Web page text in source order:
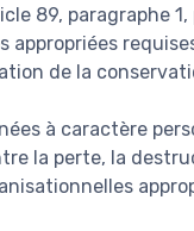
89, paragraphe
de la
à caractère
la perte, la